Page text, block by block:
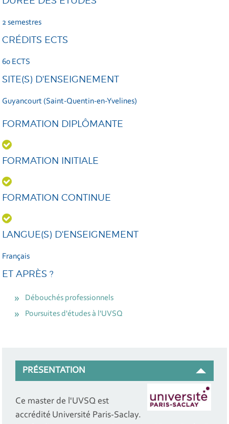
2 semestres
CRÉDITS ECTS
60 ECTS
SITE(S) D'ENSEIGNEMENT
Guyancourt (Saint-Quentin-en-Yvelines)
FORMATION DIPLÔMANTE
FORMATION INITIALE
FORMATION CONTINUE
LANGUE(S) D'ENSEIGNEMENT
Français
ET APRÈS ?
Débouchés professionnels
Poursuites d'études à l'UVSQ
PRÉSENTATION
Ce master de l'UVSQ est
accrédité Université Paris-Saclay.